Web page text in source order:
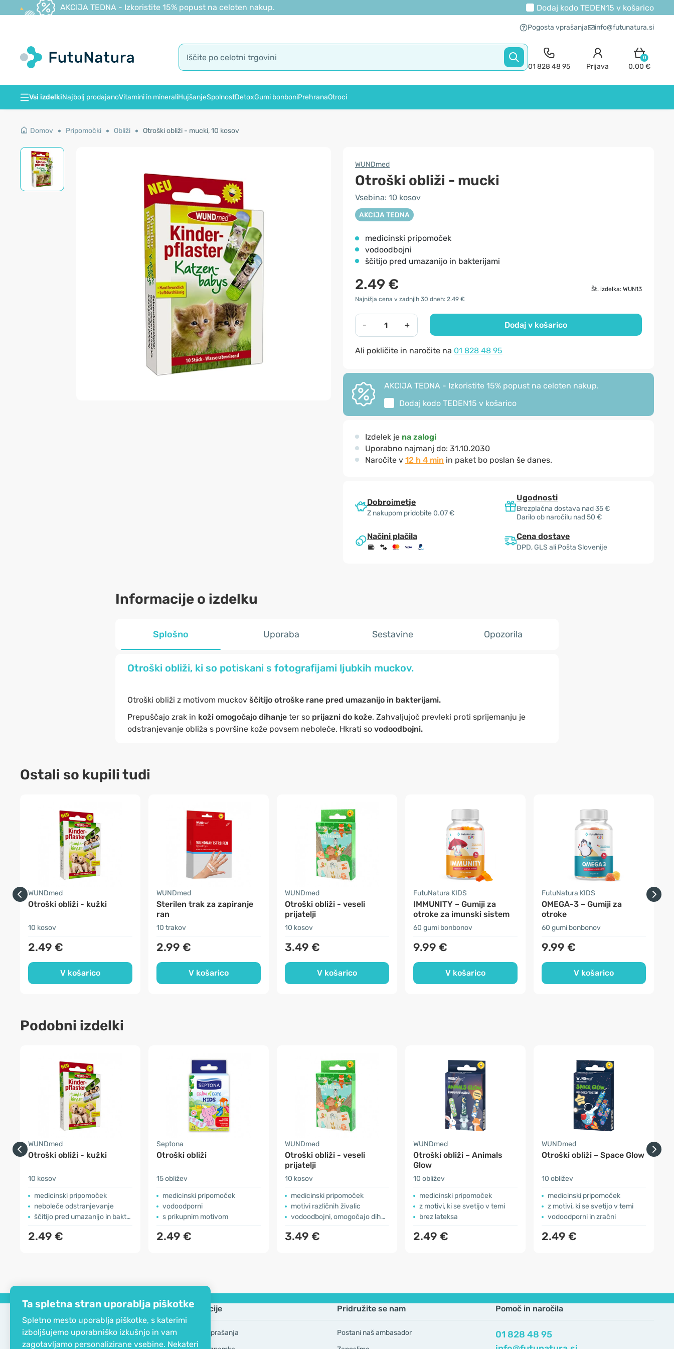
Ta spletna stran uporablja piškotke
Spletno mesto uporablja piškotke, s katerimi
izboljšujemo uporabniško izkušnjo in vam
zagotavljamo personalizirane vsebine. Nekateri
AKCIJA TEDNA - Izkoristite 15% popust na celoten nakup. Dodaj kodo TEDEN15 v košarico
Pogosta vprašanja info@futunatura.si
01 828 48 95 Prijava
0
0.00 €
Vsi izdelkiNajbolj prodajanoVitamini in mineraliHujšanjeSpolnostDetoxGumi bonboniPrehranaOtroci
Domov Pripomočki Obliži Otroški obliži - mucki, 10 kosov
WUNDmed
Otroški obliži - mucki
Vsebina: 10 kosov
AKCIJA TEDNA
medicinski pripomoček
vodoodbojni
ščitijo pred umazanijo in bakterijami
2.49 €
Št. izdelka: WUN13
Najnižja cena v zadnjih 30 dneh: 2.49 €
- + Dodaj v košarico
Ali pokličite in naročite na 01 828 48 95
AKCIJA TEDNA - Izkoristite 15% popust na celoten nakup.
Dodaj kodo TEDEN15 v košarico
Izdelek je na zalogi
Uporabno najmanj do: 31.10.2030
Naročite v 12 h 4 min in paket bo poslan še danes.
Dobroimetje
Z nakupom pridobite 0.07 €
Ugodnosti
Brezplačna dostava nad 35 €
Darilo ob naročilu nad 50 €
Načini plačila Cena dostave
DPD, GLS ali Pošta Slovenije
Informacije o izdelku
Splošno Uporaba Sestavine Opozorila
Otroški obliži, ki so potiskani s fotografijami ljubkih muckov.
Otroški obliži z motivom muckovščitijo otroške rane pred umazanijo in bakterijami.
Prepuščajo zrak in koži omogočajo dihanje ter soprijazni do kože. Zahvaljujoč prevleki proti sprijemanju je
odstranjevanje obliža s površine kože povsem neboleče. Hkrati sovodoodbojni.
Ostali so kupili tudi
WUNDmed
Otroški obliži - kužki
10 kosov
2.49 €
V košarico
WUNDmed
Sterilen trak za zapiranje
ran
10 trakov
2.99 €
V košarico
WUNDmed
Otroški obliži - veseli
prijatelji
10 kosov
3.49 €
V košarico
FutuNatura KIDS
IMMUNITY – Gumiji za
otroke za imunski sistem
60 gumi bonbonov
9.99 €
V košarico
FutuNatura KIDS
OMEGA-3 – Gumiji za
otroke
60 gumi bonbonov
9.99 €
V košarico
Podobni izdelki
WUNDmed
Otroški obliži - kužki
10 kosov
medicinski pripomoček
neboleče odstranjevanje
ščitijo pred umazanijo in bakterijami
2.49 €
Septona
Otroški obliži
15 obližev
medicinski pripomoček
vodoodporni
s prikupnim motivom
2.49 €
WUNDmed
Otroški obliži - veseli
prijatelji
10 kosov
medicinski pripomoček
motivi različnih živalic
vodoodbojni, omogočajo dihanje kože
3.49 €
WUNDmed
Otroški obliži – Animals
Glow
10 obližev
medicinski pripomoček
z motivi, ki se svetijo v temi
brez lateksa
2.49 €
WUNDmed
Otroški obliži – Space Glow
10 obližev
medicinski pripomoček
z motivi, ki se svetijo v temi
vodoodporni in zračni
2.49 €
Podjetje
EKO certifikat
Informacije
Pogosta vprašanja
Pridružite se nam
Postani naš ambasador
Pomoč in naročila
01 828 48 95